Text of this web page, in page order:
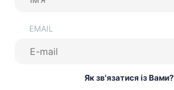
EMAIL
Як зв'язатися із Вами?